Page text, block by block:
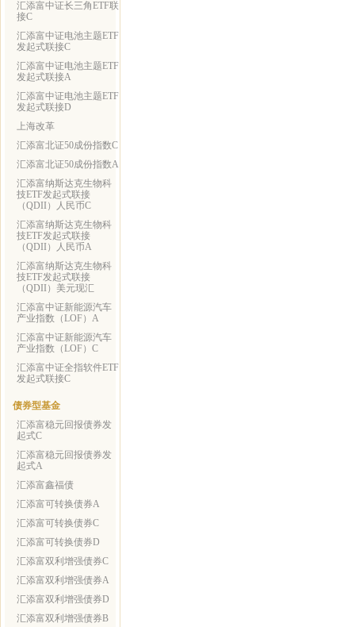
汇添富中证长三角ETF联
接C
汇添富中证电池主题ETF
发起式联接C
汇添富中证电池主题ETF
发起式联接A
汇添富中证电池主题ETF
发起式联接D
上海改革
汇添富北证50成份指数C
汇添富北证50成份指数A
汇添富纳斯达克生物科
技ETF发起式联接
（QDII）人民币C
汇添富纳斯达克生物科
技ETF发起式联接
（QDII）人民币A
汇添富纳斯达克生物科
技ETF发起式联接
（QDII）美元现汇
汇添富中证新能源汽车
产业指数（LOF）A
汇添富中证新能源汽车
产业指数（LOF）C
汇添富中证全指软件ETF
发起式联接C
债券型基金
汇添富稳元回报债券发
起式C
汇添富稳元回报债券发
起式A
汇添富鑫福债
汇添富可转换债券A
汇添富可转换债券C
汇添富可转换债券D
汇添富双利增强债券C
汇添富双利增强债券A
汇添富双利增强债券D
汇添富双利增强债券B